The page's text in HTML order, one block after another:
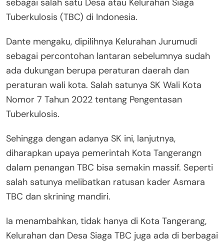
sebagai salah satu Desa atau Kelurahan Siaga
Tuberkulosis (TBC) di Indonesia.
Dante mengaku, dipilihnya Kelurahan Jurumudi
sebagai percontohan lantaran sebelumnya sudah
ada dukungan berupa peraturan daerah dan
peraturan wali kota. Salah satunya SK Wali Kota
Nomor 7 Tahun 2022 tentang Pengentasan
Tuberkulosis.
Sehingga dengan adanya SK ini, lanjutnya,
diharapkan upaya pemerintah Kota Tangerangn
dalam penangan TBC bisa semakin massif. Seperti
salah satunya melibatkan ratusan kader Asmara
TBC dan skrining mandiri.
Ia menambahkan, tidak hanya di Kota Tangerang,
Kelurahan dan Desa Siaga TBC juga ada di berbagai